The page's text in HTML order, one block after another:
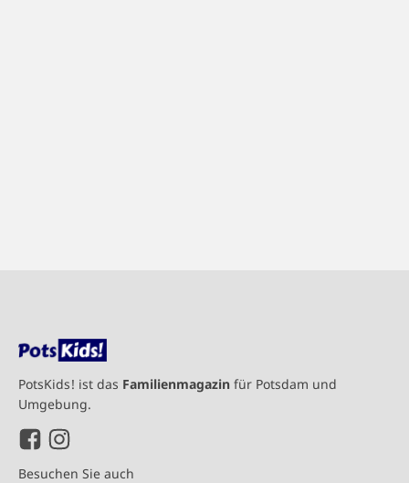
PotsKids! ist das Familienmagazin für Potsdam und
Umgebung.
Besuchen Sie auch